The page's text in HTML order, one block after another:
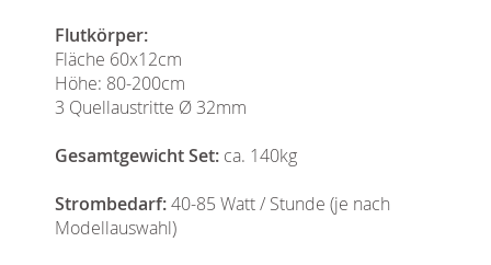
Flutkörper:
Fläche 60x12cm
Höhe: 80-200cm
3 Quellaustritte Ø 32mm
Gesamtgewicht Set: ca. 140kg
Strombedarf:40-85 Watt / Stunde (je nach
Modellauswahl)